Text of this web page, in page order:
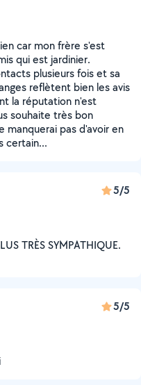
car mon frère s'est
qui est jardinier.
plusieurs fois et sa
reflètent bien les avis
la réputation n'est
souhaite très bon
manquerai pas d'avoir en
certain...
5/5
TRÈS SYMPATHIQUE.
5/5